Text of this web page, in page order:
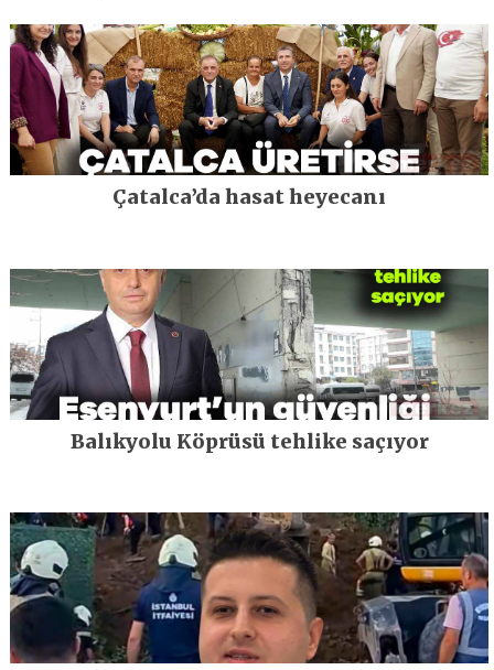
Çatalca’da hasat heyecanı
Balıkyolu Köprüsü tehlike saçıyor